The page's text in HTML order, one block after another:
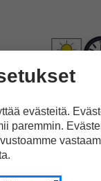
evästeitä.
paremmin.